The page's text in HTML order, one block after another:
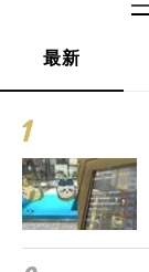
最新